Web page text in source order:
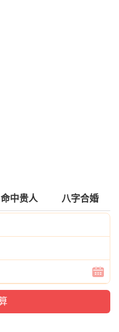
命中贵人 八字合婚